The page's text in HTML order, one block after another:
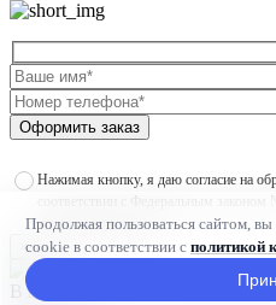
Оформить заказ
Нажимая кнопку, я даю согласие на
конфиденциальности
Продолжая пользоваться сайтом,
cookie в соответствии с политикой
×
В наличии